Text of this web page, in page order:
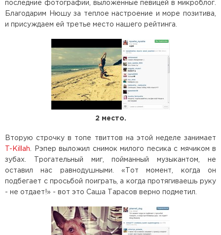
последние фотографии, выложенные певицей в микроблог.
Благодарим Нюшу за теплое настроение и море позитива,
и присуждаем ей третье место нашего рейтинга.
2 место.
Вторую строчку в топе твиттов на этой неделе занимает
T-Killah . Рэпер выложил снимок милого песика с мячиком в
зубах. Трогательный миг, пойманный музыкантом, не
оставил нас равнодушными. «Тот момент, когда он
подбегает с просьбой поиграть, а когда протягиваешь руку
- не отдает!» - вот это Саша Тарасов верно подметил.